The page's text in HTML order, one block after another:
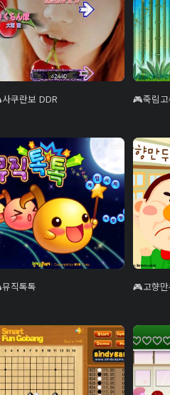
사쿠란보 DDR 죽림
뮤직톡톡 고향